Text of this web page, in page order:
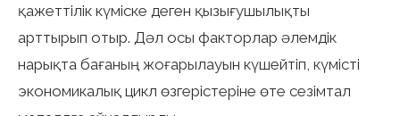
қажеттілік күміске деген қызығушылықты
арттырып отыр. Дәл осы факторлар әлемдік
нарықта бағаның жоғарылауын күшейтіп, күмісті
экономикалық цикл өзгерістеріне өте сезімтал